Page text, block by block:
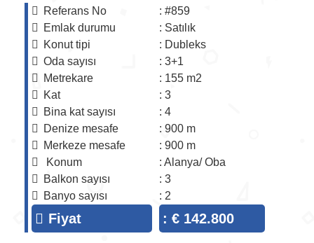
Referans No
: #859
Emlak durumu
: Satılık
Konut tipi
: Dubleks
Oda sayısı
: 3+1
Metrekare
: 155 m2
Kat
: 3
Bina kat sayısı
: 4
Denize mesafe
: 900 m
Merkeze mesafe
: 900 m
Konum
: Alanya/ Oba
Balkon sayısı
: 3
Banyo sayısı
: 2
Fiyat : € 142.800